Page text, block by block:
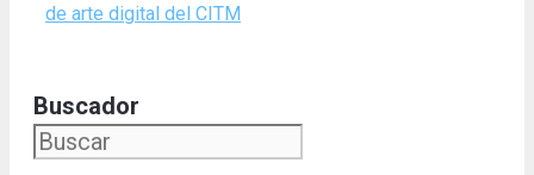
de arte digital del CITM
Buscador